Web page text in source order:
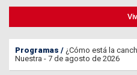
Programas
¿Cómo está la
Nuestra - 7 de agosto de 2026